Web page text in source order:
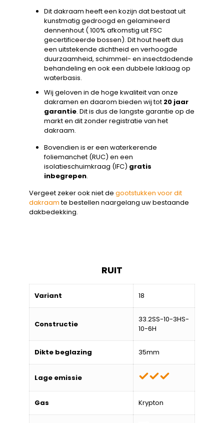
Dit dakraam heeft een kozijn dat bestaat uit
kunstmatig gedroogd en gelamineerd
dennenhout ( 100% afkomstig uit FSC
gecertificeerde bossen). Dit hout heeft dus
een uitstekende dichtheid en verhoogde
duurzaamheid, schimmel- en insectdodende
behandeling en ook een dubbele laklaag op
waterbasis.
Wij geloven in de hoge kwaliteit van onze
dakramen en daarom bieden wij tot 20 jaar
garantie. Dit is dus de langste garantie op de
markt en dit zonder registratie van het
dakraam.
Bovendien is er een waterkerende
foliemanchet (RUC) en een
isolatieschuimkraag (IFC) gratis
inbegrepen.
Vergeet zeker ook niet de gootstukken voor dit
dakraamte bestellen naargelang uw bestaande
dakbedekking.
RUIT
Variant 18
Constructie
33.2SS-10-3HS-
10-6H
Dikte beglazing 35mm
Lage emissie
Gas Krypton